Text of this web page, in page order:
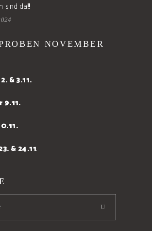
da!!!!
NOVEMBER
2. & 3.11.
& 24.11.